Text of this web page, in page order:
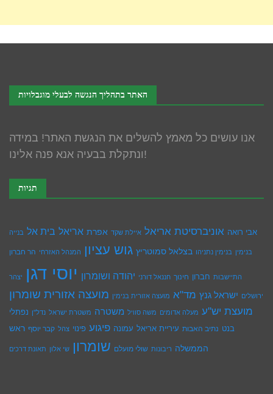
האתר בתהליך הנגשה לבעלי מוגבלויות
אנו עושים כל מאמץ להשלים את הנגשת האתר! במידה
ונתקלת בבעיה אנא פנה אלינו!
תגיות
אבי רואה אוניברסיטת אריאל איילת שקד אפרת אריאל בית אל בנייה
בנימין בנימין נתניהו בצלאל סמוטריץ גוש עציון המנהל האזרחי הר חברון
התיישבות חברון חינוך חננאל דורני יהודה ושומרון יוסי דגן יצהר
ירושלים ישראל גנץ מד"א מועצה אזורית בנימין מועצה אזורית שומרון
מועצת יש''ע מעלה אדומים משה סוויל משטרה משטרת ישראל נדל''ן נפתלי
בנט נתיב האבות עיריית אריאל עמונה פיגוע פינוי צהל קבר יוסף ראש
הממשלה ריבונות שולי מועלם שומרון שי אלון תאונת דרכים